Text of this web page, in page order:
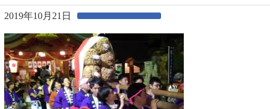
2019年10月21日